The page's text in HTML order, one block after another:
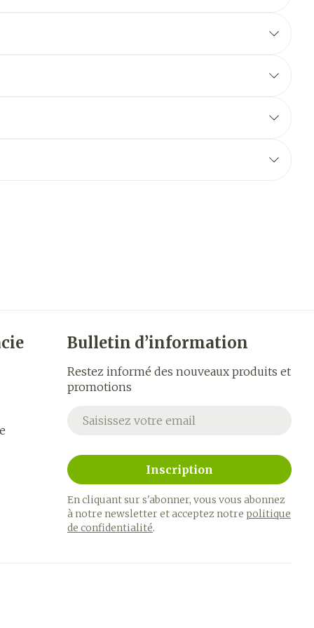
Bulletin d’information
Restez informé des nouveaux produits et
promotions
Adresse mail
Inscription
En cliquant sur s'abonner, vous vous abonnez
à notre newsletter et acceptez notrepolitique
de confidentialité.